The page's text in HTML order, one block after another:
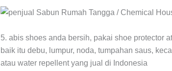
5. abis shoes anda bersih, pakai shoe protector
baik itu debu, lumpur, noda, tumpahan saus,
atau water repellent yang jual di Indonesia